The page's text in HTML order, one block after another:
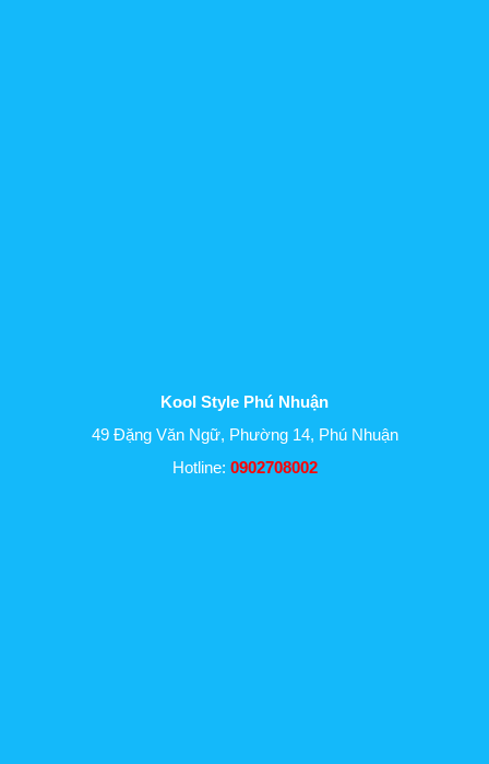
Kool Style Phú Nhuận
49 Đặng Văn Ngữ, Phường 14, Phú Nhuận
Hotline: 0902708002